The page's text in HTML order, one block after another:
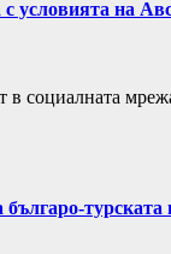
условията на